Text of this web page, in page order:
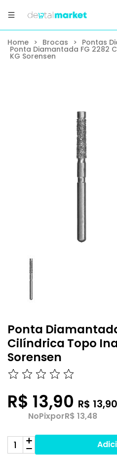
Home > Brocas > Pontas
Ponta Diamantada FG 2282
KG Sorensen
Ponta
Cilíndrica Topo
Sorensen
R$ 13,90 R$ 13,90
NoPixporR$ 13,48